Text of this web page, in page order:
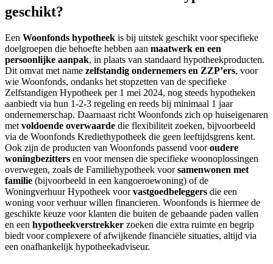
geschikt?
Een Woonfonds hypotheek is bij uitstek geschikt voor specifieke
doelgroepen die behoefte hebben aan maatwerk en een
persoonlijke aanpak, in plaats van standaard hypotheekproducten.
Dit omvat met name zelfstandig ondernemers en ZZP’ers, voor
wie Woonfonds, ondanks het stopzetten van de specifieke
Zelfstandigen Hypotheek per 1 mei 2024, nog steeds hypotheken
aanbiedt via hun 1-2-3 regeling en reeds bij minimaal 1 jaar
ondernemerschap. Daarnaast richt Woonfonds zich op huiseigenaren
met voldoende overwaarde die flexibiliteit zoeken, bijvoorbeeld
via de Woonfonds Krediethypotheek die geen leeftijdsgrens kent.
Ook zijn de producten van Woonfonds passend vooroudere
woningbezitters en voor mensen die specifieke woonoplossingen
overwegen, zoals de Familiehypotheek voorsamenwonen met
familie (bijvoorbeeld in een kangoeroewoning) of de
Woningverhuur Hypotheek voorvastgoedbeleggers die een
woning voor verhuur willen financieren. Woonfonds is hiermee de
geschikte keuze voor klanten die buiten de gebaande paden vallen
en een hypotheekverstrekker zoeken die extra ruimte en begrip
biedt voor complexere of afwijkende financiële situaties, altijd via
een onafhankelijk hypotheekadviseur.